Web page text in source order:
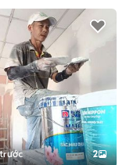
2